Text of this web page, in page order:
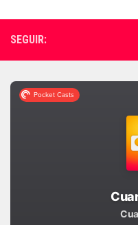
SEGUIR: